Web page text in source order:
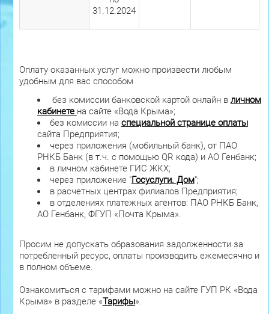
31.12.2024
Оплату оказанных услуг можно произвести любым
удобным для вас способом
без комиссии банковской картой онлайн в личном
кабинете на сайте «Вода Крыма»;
без комиссии на специальной странице оплаты
сайта Предприятия;
через приложения (мобильный банк), от ПАО
РНКБ Банк (в т.ч. с помощью QR кода) и АО Генбанк;
в личном кабинете ГИС ЖКХ;
через приложение "Госуслуги. Дом";
в расчетных центрах филиалов Предприятия;
в отделениях платежных агентов: ПАО РНКБ Банк,
АО Генбанк, ФГУП «Почта Крыма».
Просим не допускать образования задолженности за
потребленный ресурс, оплаты производить ежемесячно и
в полном объеме.
Ознакомиться с тарифами можно на сайте ГУП РК «Вода
Крыма» в разделе «Тарифы».